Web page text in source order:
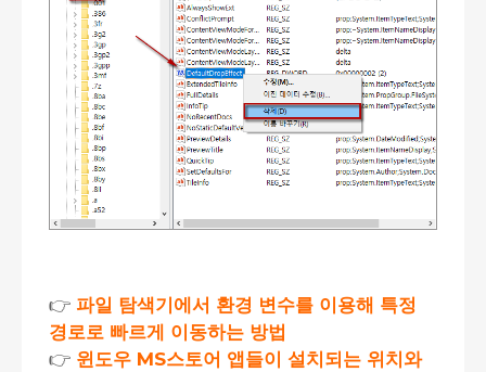
👉 파일 탐색기에서 환경 변수를 이용해 특정
경로로 빠르게 이동하는 방법
👉 윈도우 MS스토어 앱들이 설치되는 위치와